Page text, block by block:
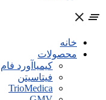
خانه
محصولات
کیمیاآورد فام
فیتاسیتن
TrioMedica